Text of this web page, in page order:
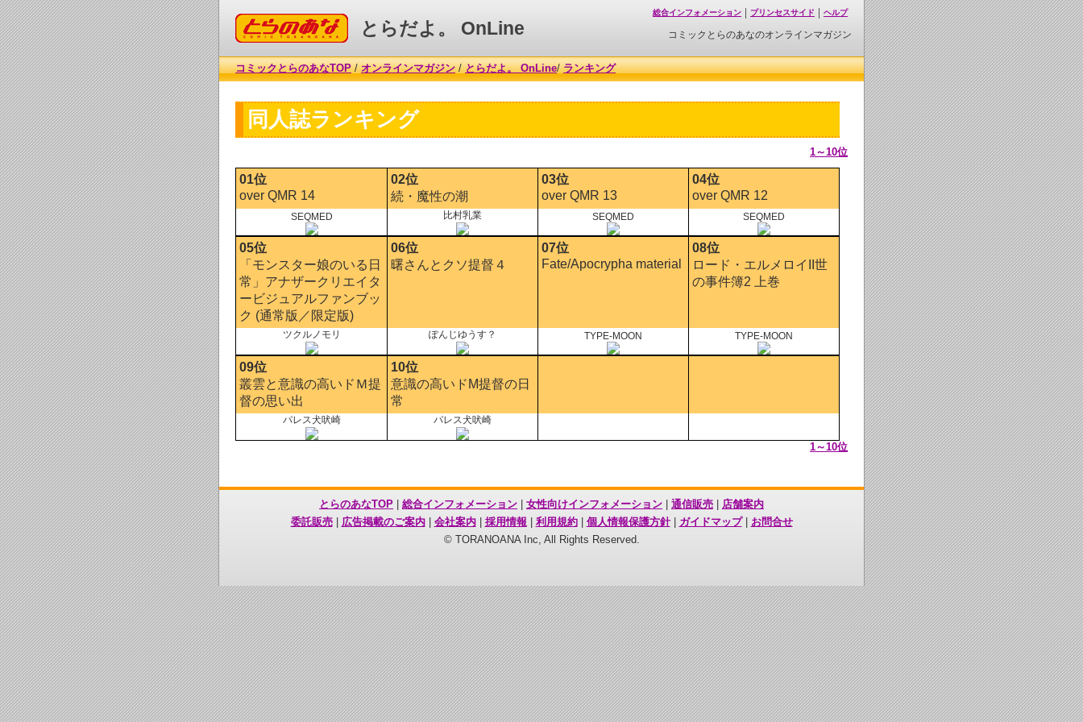
コミックとらのあな とらだよ。 OnLine コミックとらのあなのオンラインマガジン
総合インフォメーション プリンセスサイド ヘルプ
コミックとらのあなTOP/オンラインマガジン/とらだよ。 OnLine/ランキング
同人誌ランキング
1～10位
01位
over QMR 14
02位
続・魔性の潮
03位
over QMR 13
04位
over QMR 12
SEQMED 比村乳業 SEQMED SEQMED
05位
「モンスター娘のいる日
常」アナザークリエイタ
ービジュアルファンブッ
ク (通常版／限定版)
06位
曙さんとクソ提督４
07位
Fate/Apocrypha material
08位
ロード・エルメロイII世
の事件簿2 上巻
ツクルノモリ ぽんじゆうす？ TYPE-MOON TYPE-MOON
09位
叢雲と意識の高いドＭ提
督の思い出
10位
意識の高いドM提督の日
常
パレス犬吠崎 パレス犬吠崎
1～10位
とらのあなTOP 総合インフォメーション 女性向けインフォメーション 通信販売
店舗案内
委託販売| 広告掲載のご案内| 会社案内| 採用情報 利用規約| 個人情報保護方針| ガイドマップ| お問合せ
© TORANOANA Inc, All Rights Reserved.